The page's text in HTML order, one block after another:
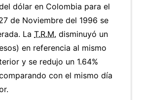
dólar en Colombia para el
de Noviembre del 1996 se
La T.R.M. disminuyó un
en referencia al mismo
y se redujo un 1.64%
con el mismo día